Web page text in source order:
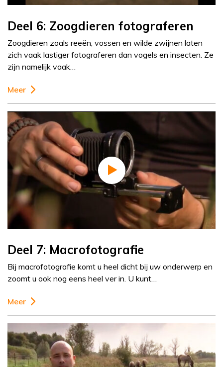
Deel 6: Zoogdieren fotograferen
Zoogdieren zoals reeën, vossen en wilde zwijnen laten
zich vaak lastiger fotograferen dan vogels en insecten. Ze
zijn namelijk vaak…
Meer
Deel 7: Macrofotografie
Bij macrofotografie komt u heel dicht bij uw onderwerp en
zoomt u ook nog eens heel ver in. U kunt…
Meer